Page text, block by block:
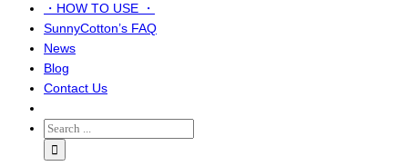
・HOW TO USE ・
SunnyCotton’s FAQ
News
Blog
Contact Us